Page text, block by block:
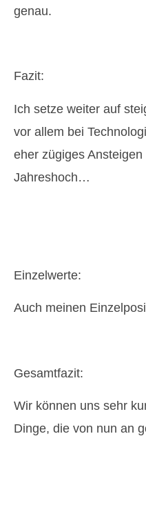
genau.
Fazit:
Ich setze weiter auf
vor allem bei
eher zügiges
Jahreshoch…
Einzelwerte:
Auch meinen
Gesamtfazit:
Wir können uns sehr
Dinge, die von nun an